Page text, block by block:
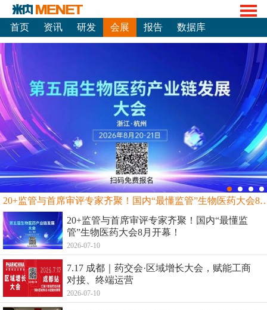
首页 资讯 研发 会展 报告 数据库
20+监管与首席审评专家齐聚！国内“最
20+监管与首席审评专家齐聚！国内“最懂监
管”生物医药大会8月开幕！
2026-07-10
7.17 成都｜药交会·区域增长大会，赋能工商
对接、终端运营
2026-07-10